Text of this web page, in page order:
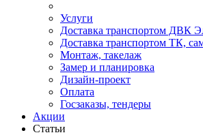
Услуги
Доставка транспортом ДВК
Доставка транспортом ТК,
Монтаж, такелаж
Замер и планировка
Дизайн-проект
Оплата
Госзаказы, тендеры
Акции
Статьи